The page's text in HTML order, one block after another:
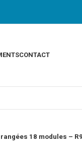
CONTACT
18 modules –